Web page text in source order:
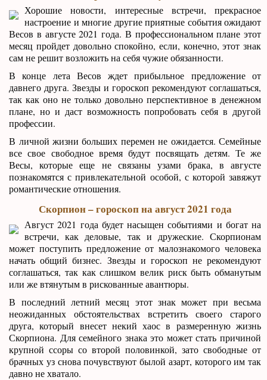
Хорошие новости, интересные встречи, прекрасное
настроение и многие другие приятные события ожидают
Весов в августе 2021 года. В профессиональном плане этот
месяц пройдет довольно спокойно, если, конечно, этот знак
сам не решит возложить на себя чужие обязанности.
В конце лета Весов ждет прибыльное предложение от
давнего друга. Звезды и гороскоп рекомендуют соглашаться,
так как оно не только довольно перспективное в денежном
плане, но и даст возможность попробовать себя в другой
профессии.
В личной жизни больших перемен не ожидается. Семейные
все свое свободное время будут посвящать детям. Те же
Весы, которые еще не связаны узами брака, в августе
познакомятся с привлекательной особой, с которой завяжут
романтические отношения.
Скорпион – гороскоп на август 2021 года
Август 2021 года будет насыщен событиями и богат на
встречи, как деловые, так и дружеские. Скорпионам
может поступить предложение от малознакомого человека
начать общий бизнес. Звезды и гороскоп не рекомендуют
соглашаться, так как слишком велик риск быть обманутым
или же втянутым в рискованные авантюры.
В последний летний месяц этот знак может при весьма
неожиданных обстоятельствах встретить своего старого
друга, который внесет некий хаос в размеренную жизнь
Скорпиона. Для семейного знака это может стать причиной
крупной ссоры со второй половинкой, зато свободные от
брачных уз снова почувствуют былой азарт, которого им так
давно не хватало.